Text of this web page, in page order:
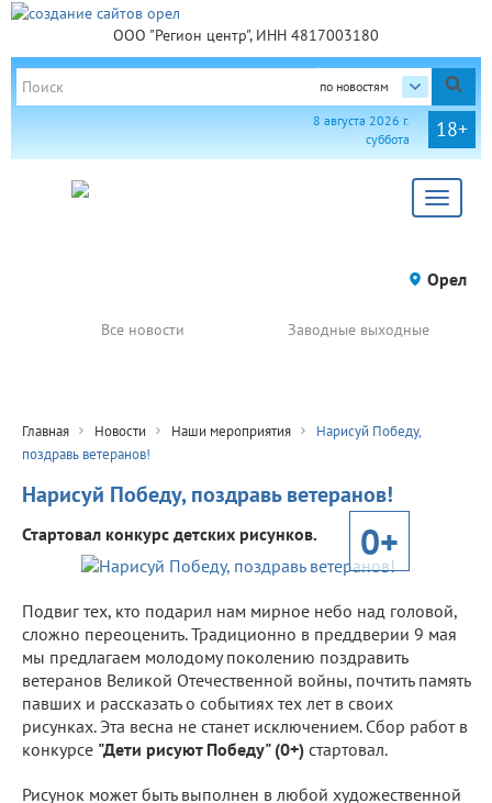
ООО "Регион центр", ИНН 4817003180
по новостям
18+
8 августа 2026 г.
суббота
Toggle
Орел
Все новости Заводные выходные
Главная Новости Наши мероприятия
Нарисуй Победу,
поздравь ветеранов!
Нарисуй Победу, поздравь ветеранов!
Стартовал конкурс детских рисунков. 0+
Подвиг тех, кто подарил нам мирное небо над головой,
сложно переоценить. Традиционно в преддверии 9 мая
мы предлагаем молодому поколению поздравить
ветеранов Великой Отечественной войны, почтить память
павших и рассказать о событиях тех лет в своих
рисунках. Эта весна не станет исключением. Сбор работ в
конкурсе "Дети рисуют Победу" (0+) стартовал.
Рисунок может быть выполнен в любой художественной